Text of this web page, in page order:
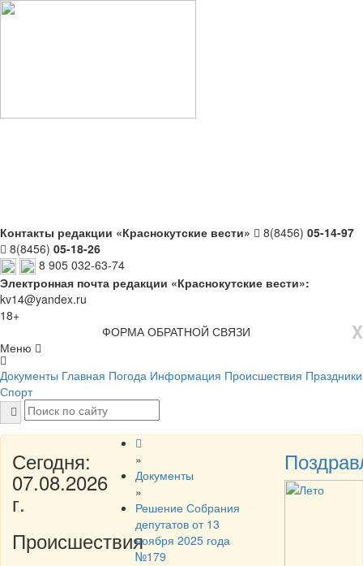
Контакты редакции «Краснокутские вести» 8(8456) 05-14-97
8(8456) 05-18-26
8 905 032-63-74
Электронная почта редакции «Краснокутские вести»:
kv14@yandex.ru
18+
X
ФОРМА ОБРАТНОЙ СВЯЗИ
Меню
Документы Главная Погода Информация Происшествия Праздники
Спорт
Сегодня:
07.08.2026
г.
Происшествия
»
Документы
»
Решение Собрания
депутатов от 13
ноября 2025 года
№179